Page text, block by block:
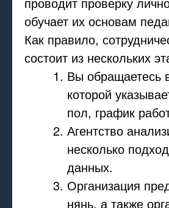
обучает их основам
Как правило,
состоит из нескольких
Вы обращаетесь
которой
пол, график
Агентство
несколько
данных.
Организация
нянь, а также